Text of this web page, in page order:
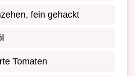
fein gehackt
Tomaten